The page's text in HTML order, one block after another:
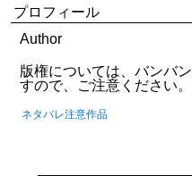
プロフィール
Author
版権については、バンバン
すので、ご注意ください。
ネタバレ注意作品